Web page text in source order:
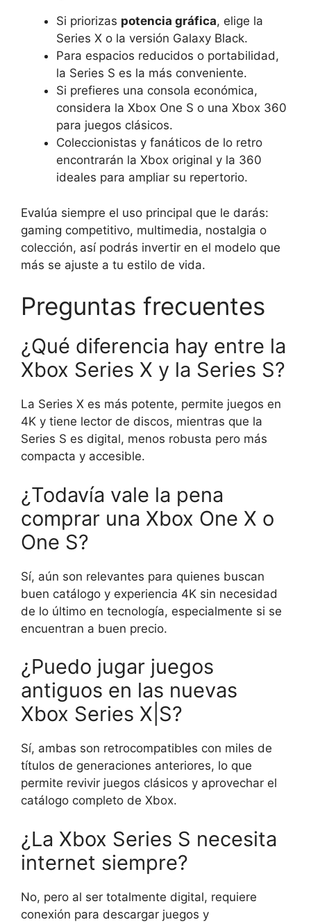
Si priorizas potencia gráfica, elige la
Series X o la versión Galaxy Black.
Para espacios reducidos o portabilidad,
la Series S es la más conveniente.
Si prefieres una consola económica,
considera la Xbox One S o una Xbox 360
para juegos clásicos.
Coleccionistas y fanáticos de lo retro
encontrarán la Xbox original y la 360
ideales para ampliar su repertorio.
Evalúa siempre el uso principal que le darás:
gaming competitivo, multimedia, nostalgia o
colección, así podrás invertir en el modelo que
más se ajuste a tu estilo de vida.
Preguntas frecuentes
¿Qué diferencia hay entre la
Xbox Series X y la Series S?
La Series X es más potente, permite juegos en
4K y tiene lector de discos, mientras que la
Series S es digital, menos robusta pero más
compacta y accesible.
¿Todavía vale la pena
comprar una Xbox One X o
One S?
Sí, aún son relevantes para quienes buscan
buen catálogo y experiencia 4K sin necesidad
de lo último en tecnología, especialmente si se
encuentran a buen precio.
¿Puedo jugar juegos
antiguos en las nuevas
Xbox Series X|S?
Sí, ambas son retrocompatibles con miles de
títulos de generaciones anteriores, lo que
permite revivir juegos clásicos y aprovechar el
catálogo completo de Xbox.
¿La Xbox Series S necesita
internet siempre?
No, pero al ser totalmente digital, requiere
conexión para descargar juegos y